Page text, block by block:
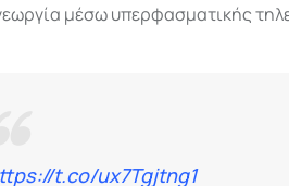
μέσω υπερφασματικής
t.co/ux7Tgjtng1